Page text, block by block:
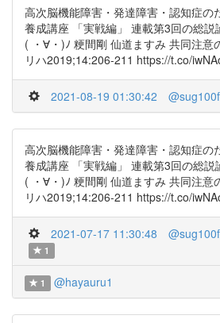
高次脳機能障害・発達障害・認知症の
養成講座 「実戦編」 連載第3回の総説
( ・∀・)ﾉ 粳間剛 仙道ますみ 共同注意
リハ2019;14:206-211 https://t.co/
2021-08-19 01:30:42
高次脳機能障害・発達障害・認知症の
養成講座 「実戦編」 連載第3回の総説
( ・∀・)ﾉ 粳間剛 仙道ますみ 共同注意
リハ2019;14:206-211 https://t.co/
2021-07-17 11:30:48
1
1 @hayauru1